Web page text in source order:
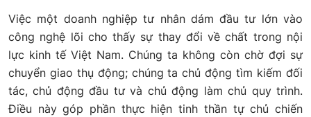
Việc một doanh nghiệp tư nhân dám đầu tư lớn vào
công nghệ lõi cho thấy sự thay đổi về chất trong nội
lực kinh tế Việt Nam. Chúng ta không còn chờ đợi sự
chuyển giao thụ động; chúng ta chủ động tìm kiếm đối
tác, chủ động đầu tư và chủ động làm chủ quy trình.
Điều này góp phần thực hiện tinh thần tự chủ chiến